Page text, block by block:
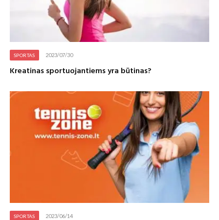
SPORTAS 2023/07/30
Kreatinas sportuojantiems yra būtinas?
SPORTAS 2023/06/14